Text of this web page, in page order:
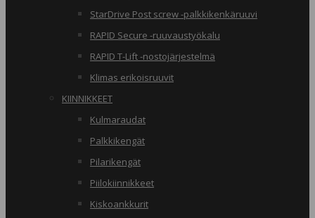
StarDrive Post screw -palkkikenkäruuvi
RAPID Secure -ruuvaustyökalu
RAPID T-Lift -nostojärjestelmä
Klimas erikoisruuvit
KIINNIKKEET
Kulmaraudat
Palkkikengät
Pilarikengät
Piilokiinnikkeet
Kiskoankkurit